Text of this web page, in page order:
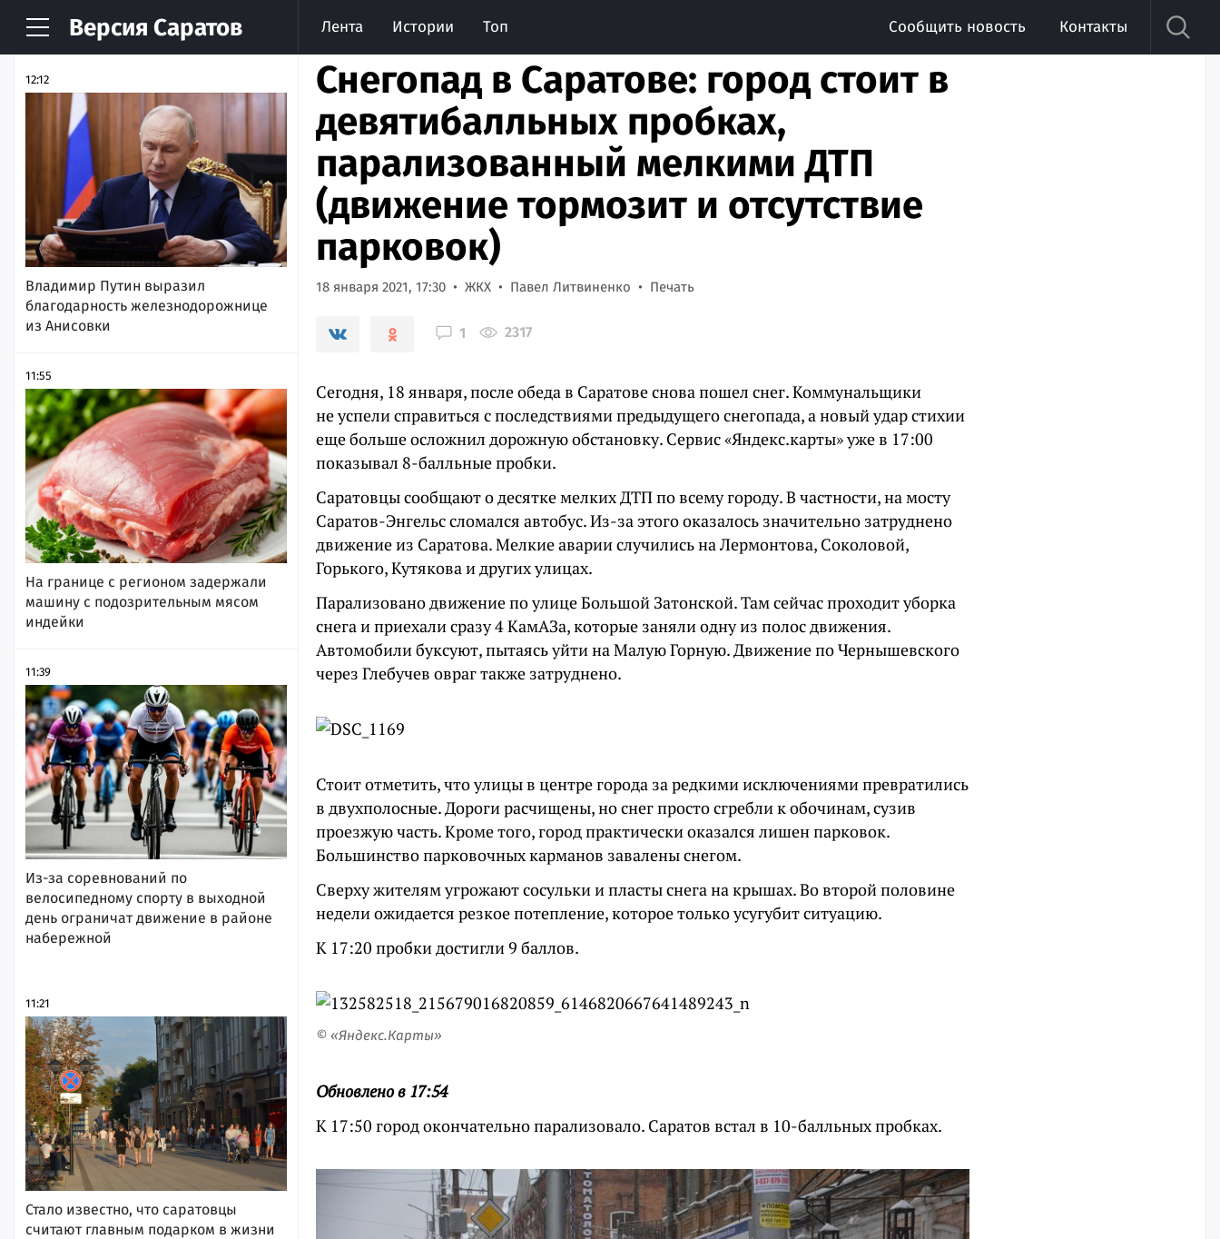
Версия Саратов Лента Истории Топ Сообщить новость Контакты
НОВОСТИ АРХИВ
12:12
Владимир Путин выразил
благодарность железнодорожнице
из Анисовки
11:55
На границе с регионом задержали
машину с подозрительным мясом
индейки
11:39
Из-за соревнований по
велосипедному спорту в выходной
день ограничат движение в районе
набережной
11:21
Стало известно, что саратовцы
считают главным подарком в жизни
Снегопад в Саратове: город стоит в
девятибалльных пробках,
парализованный мелкими ДТП
(движение тормозит и отсутствие
парковок)
18 января 2021, 17:30 ЖКХ Павел Литвиненко Печать
1 2317
Сегодня, 18 января, после обеда в Саратове снова пошел снег. Коммунальщики
не успели справиться с последствиями предыдущего снегопада, а новый удар стихии
еще больше осложнил дорожную обстановку. Сервис «Яндекс.карты» уже в 17:00
показывал 8-балльные пробки.
Саратовцы сообщают о десятке мелких ДТП по всему городу. В частности, на мосту
Саратов-Энгельс сломался автобус. Из-за этого оказалось значительно затруднено
движение из Саратова. Мелкие аварии случились на Лермонтова, Соколовой,
Горького, Кутякова и других улицах.
Парализовано движение по улице Большой Затонской. Там сейчас проходит уборка
снега и приехали сразу 4 КамАЗа, которые заняли одну из полос движения.
Автомобили буксуют, пытаясь уйти на Малую Горную. Движение по Чернышевского
через Глебучев овраг также затруднено.
Стоит отметить, что улицы в центре города за редкими исключениями превратились
в двухполосные. Дороги расчищены, но снег просто сгребли к обочинам, сузив
проезжую часть. Кроме того, город практически оказался лишен парковок.
Большинство парковочных карманов завалены снегом.
Сверху жителям угрожают сосульки и пласты снега на крышах. Во второй половине
недели ожидается резкое потепление, которое только усугубит ситуацию.
К 17:20 пробки достигли 9 баллов.
© «Яндекс.Карты»
Обновлено в 17:54
К 17:50 город окончательно парализовало. Саратов встал в 10-балльных пробках.